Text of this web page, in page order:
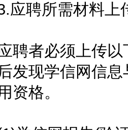
聘所需材料上
者必须上传以
发现学信网信
资格。